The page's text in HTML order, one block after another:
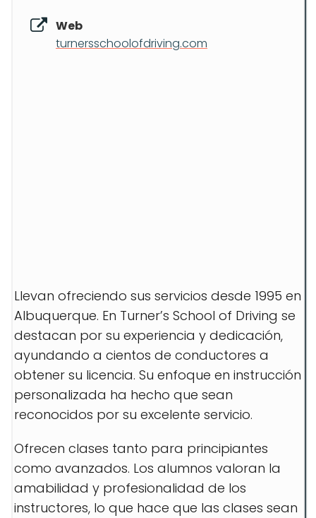
Web
turnersschoolofdriving.com
Llevan ofreciendo sus servicios desde 1995 en
Albuquerque. En Turner’s School of Driving se
destacan por su experiencia y dedicación,
ayundando a cientos de conductores a
obtener su licencia. Su enfoque en instrucción
personalizada ha hecho que sean
reconocidos por su excelente servicio.
Ofrecen clases tanto para principiantes
como avanzados. Los alumnos valoran la
amabilidad y profesionalidad de los
instructores, lo que hace que las clases sean